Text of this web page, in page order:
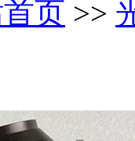
页 >>